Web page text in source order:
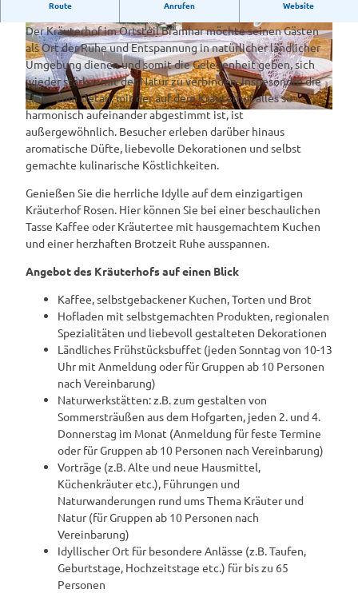
© (C) Markus Kreihe
© Birgit Janknecht © Birgit Janknecht
Route Anrufen Website
Der Kräuterhof im Ortsteil Bramhar möchte seinen Gästen
als Ort der Ruhe und Entspannung in natürlicher ländlicher
Umgebung dienen und somit die Gelegenheit geben, sich
wieder stärker mit der Natur zu verbinden. Insbesondre die
Liebe zum Detail, mit der auf dem Kräuterhof alles so
harmonisch aufeinander abgestimmt ist, ist
außergewöhnlich. Besucher erleben darüber hinaus
aromatische Düfte, liebevolle Dekorationen und selbst
gemachte kulinarische Köstlichkeiten.
Genießen Sie die herrliche Idylle auf dem einzigartigen
Kräuterhof Rosen. Hier können Sie bei einer beschaulichen
Tasse Kaffee oder Kräutertee mit hausgemachtem Kuchen
und einer herzhaften Brotzeit Ruhe ausspannen.
Angebot des Kräuterhofs auf einen Blick
Kaffee, selbstgebackener Kuchen, Torten und Brot
Hofladen mit selbstgemachten Produkten, regionalen
Spezialitäten und liebevoll gestalteten Dekorationen
Ländliches Frühstücksbuffet (jeden Sonntag von 10-13
Uhr mit Anmeldung oder für Gruppen ab 10 Personen
nach Vereinbarung)
Naturwerkstätten: z.B. zum gestalten von
Sommersträußen aus dem Hofgarten, jeden 2. und 4.
Donnerstag im Monat (Anmeldung für feste Termine
oder für Gruppen ab 10 Personen nach Vereinbarung)
Vorträge (z.B. Alte und neue Hausmittel,
Küchenkräuter etc.), Führungen und
Naturwanderungen rund ums Thema Kräuter und
Natur (für Gruppen ab 10 Personen nach
Vereinbarung)
Idyllischer Ort für besondere Anlässe (z.B. Taufen,
Geburtstage, Hochzeitstage etc.) für bis zu 65
Personen